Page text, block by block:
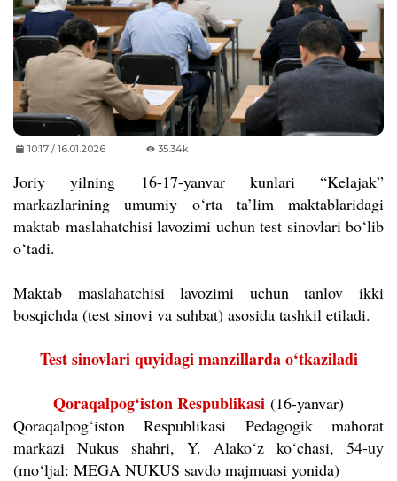
10:17 / 16.01.2026 35.34k
Joriy yilning 16-17-yanvar kunlari “Kelajak”
markazlarining umumiy o‘rta ta’lim maktablaridagi
maktab maslahatchisi lavozimi uchun test sinovlari bo‘lib
o‘tadi.
Maktab maslahatchisi lavozimi uchun tanlov ikki
bosqichda (test sinovi va suhbat) asosida tashkil etiladi.
Test sinovlari quyidagi manzillarda o‘tkaziladi
Qoraqalpog‘iston Respublikasi (16-yanvar)
Qoraqalpog‘iston Respublikasi Pedagogik mahorat
markazi Nukus shahri, Y. Alako‘z ko‘chasi, 54-uy
(mo‘ljal: MEGA NUKUS savdo majmuasi yonida)